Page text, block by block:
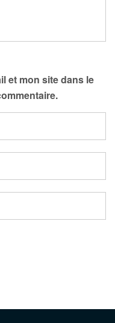
et mon site dans le